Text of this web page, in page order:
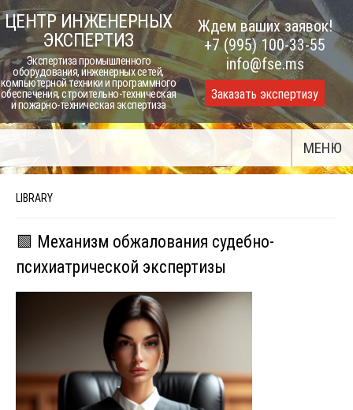
Skip
to
content
ЦЕНТР ИНЖЕНЕРНЫХ
ЭКСПЕРТИЗ
Экспертиза промышленного
оборудования, инженерных сетей,
компьютерной техники и программного
обеспечения, строительно-техническая
и пожарно-техническая экспертиза
Ждем ваших заявок!
+7 (995) 100-33-55
info@fse.ms
Заказать экспертизу
МЕНЮ
LIBRARY
🟩 Механизм обжалования судебно-
психиатрической экспертизы